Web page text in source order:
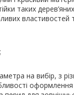
таких
властивостей
на вибір, з